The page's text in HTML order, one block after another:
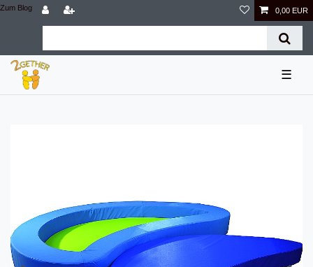
Zum Blog 0,00 EUR
☰